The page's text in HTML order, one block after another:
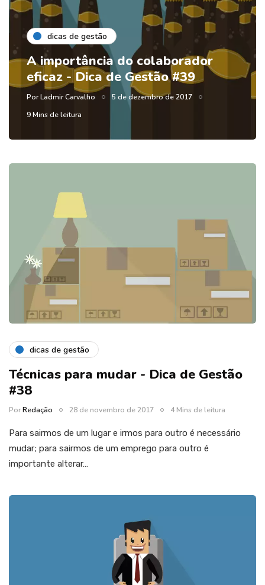
dicas de gestão
A importância do colaborador
eficaz - Dica de Gestão #39
PorLadmir Carvalho
5 de dezembro de 2017
9 Mins de leitura
dicas de gestão
Técnicas para mudar - Dica de Gestão
#38
PorRedação 28 de novembro de 2017 4 Mins de leitura
Para sairmos de um lugar e irmos para outro é necessário
mudar; para sairmos de um emprego para outro é
importante alterar…